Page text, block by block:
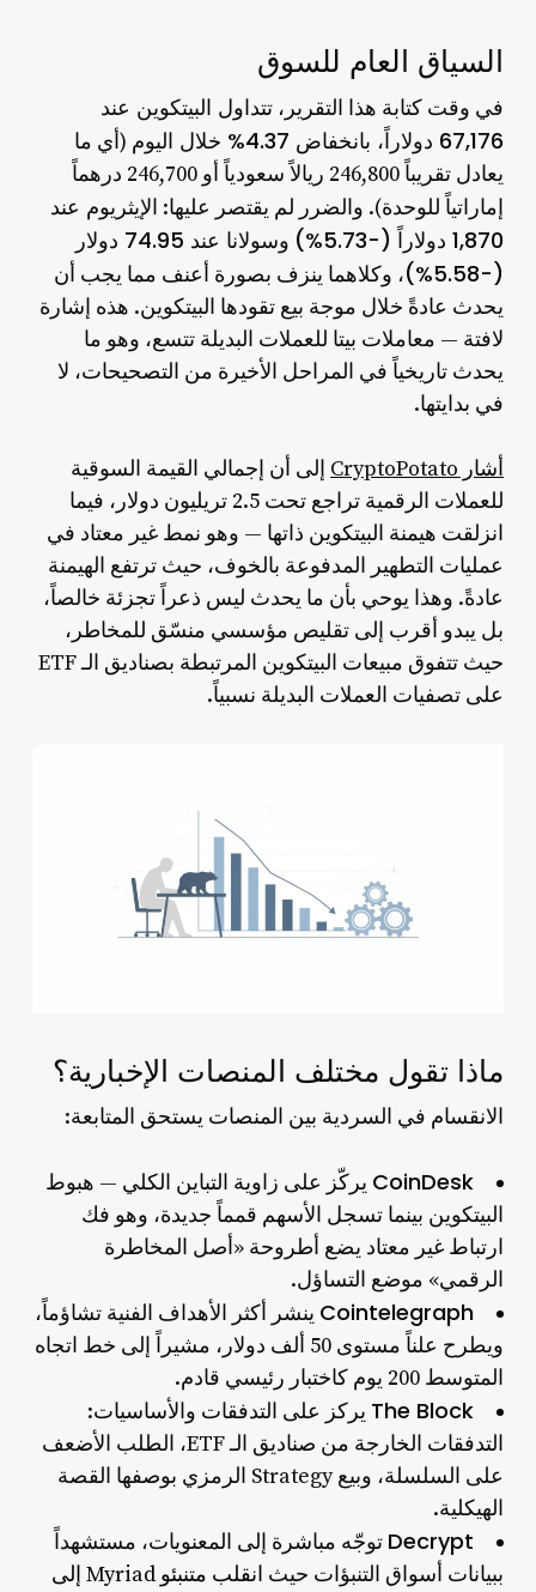
السياق العام للسوق
في وقت كتابة هذا التقرير، تتداول البيتكوين عند
67,176 دولاراً، بانخفاض 4.37% خلال اليوم
(أي ما
يعادل تقريباً 246,800 ريالاً سعودياً أو 246,700 درهماً
إماراتياً للوحدة). والضرر لم يقتصر عليها: الإيثريوم عند
1,870 دولاراً (-5.73%)
و
سولانا عند 74.95 دولار
(-5.58%)
، وكلاهما ينزف بصورة أعنف مما يجب أن
يحدث عادةً خلال موجة بيع تقودها البيتكوين. هذه إشارة
لافتة — معاملات بيتا للعملات البديلة تتسع، وهو ما
يحدث تاريخياً في المراحل الأخيرة من التصحيحات، لا
في بدايتها.
أشار CryptoPotato
إلى أن إجمالي القيمة السوقية
للعملات الرقمية تراجع تحت 2.5 تريليون دولار، فيما
انزلقت هيمنة البيتكوين ذاتها — وهو نمط غير معتاد في
عمليات التطهير المدفوعة بالخوف، حيث ترتفع الهيمنة
عادةً. وهذا يوحي بأن ما يحدث ليس ذعراً تجزئة خالصاً،
بل يبدو أقرب إلى تقليص مؤسسي منسّق للمخاطر،
حيث تتفوق مبيعات البيتكوين المرتبطة بصناديق الـ ETF
على تصفيات العملات البديلة نسبياً.
ماذا تقول مختلف المنصات الإخبارية؟
الانقسام في السردية بين المنصات يستحق المتابعة:
CoinDesk يركّز على زاوية التباين الكلي — هبوط
البيتكوين بينما تسجل الأسهم قمماً جديدة، وهو فك
ارتباط غير معتاد يضع أطروحة «أصل المخاطرة
الرقمي» موضع التساؤل.
Cointelegraph ينشر أكثر الأهداف الفنية تشاؤماً،
ويطرح علناً مستوى 50 ألف دولار، مشيراً إلى خط اتجاه
المتوسط 200 يوم كاختبار رئيسي قادم.
The Block يركز على التدفقات والأساسيات:
التدفقات الخارجة من صناديق الـ ETF، الطلب الأضعف
على السلسلة، وبيع Strategy الرمزي بوصفها القصة
الهيكلية.
Decrypt توجّه مباشرة إلى المعنويات، مستشهداً
ببيانات أسواق التنبؤات حيث
انقلب متنبئو Myriad إلى